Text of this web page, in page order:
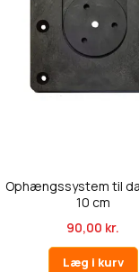
Ophængssystem til
10 cm
90,00 kr.
Læg i kurv